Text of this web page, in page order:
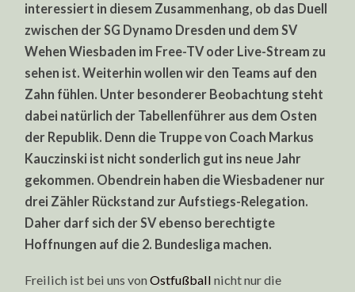
IM
TV
ODER
LIVE-
STREAM
interessiert in diesem Zusammenhang, ob das Duell
zwischen der SG Dynamo Dresden und dem SV
Wehen Wiesbaden im Free-TV oder Live-Stream zu
sehen ist. Weiterhin wollen wir den Teams auf den
Zahn fühlen. Unter besonderer Beobachtung steht
dabei natürlich der Tabellenführer aus dem Osten
der Republik. Denn die Truppe von Coach Markus
Kauczinski ist nicht sonderlich gut ins neue Jahr
gekommen. Obendrein haben die Wiesbadener nur
drei Zähler Rückstand zur Aufstiegs-Relegation.
Daher darf sich der SV ebenso berechtigte
Hoffnungen auf die 2. Bundesliga machen.
Freilich ist bei uns vonOstfußball nicht nur die